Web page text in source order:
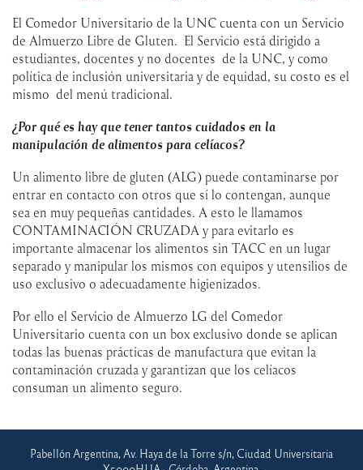
El Comedor Universitario de la UNC cuenta con un Servicio
de Almuerzo Libre de Gluten. El Servicio está dirigido a
estudiantes, docentes y no docentes de la UNC, y como
política de inclusión universitaria y de equidad, su costo es el
mismo del menú tradicional.
¿Por qué es hay que tener tantos cuidados en la
manipulación de alimentos para celíacos?
Un alimento libre de gluten (ALG) puede contaminarse por
entrar en contacto con otros que sí lo contengan, aunque
sea en muy pequeñas cantidades. A esto le llamamos
CONTAMINACIÓN CRUZADA y para evitarlo es
importante almacenar los alimentos sin TACC en un lugar
separado y manipular los mismos con equipos y utensilios de
uso exclusivo o adecuadamente higienizados.
Por ello el Servicio de Almuerzo LG del Comedor
Universitario cuenta con un box exclusivo donde se aplican
todas las buenas prácticas de manufactura que evitan la
contaminación cruzada y garantizan que los celíacos
consuman un alimento seguro.
Pabellón Argentina, Av. Haya de la Torre s/n, Ciudad Universitaria